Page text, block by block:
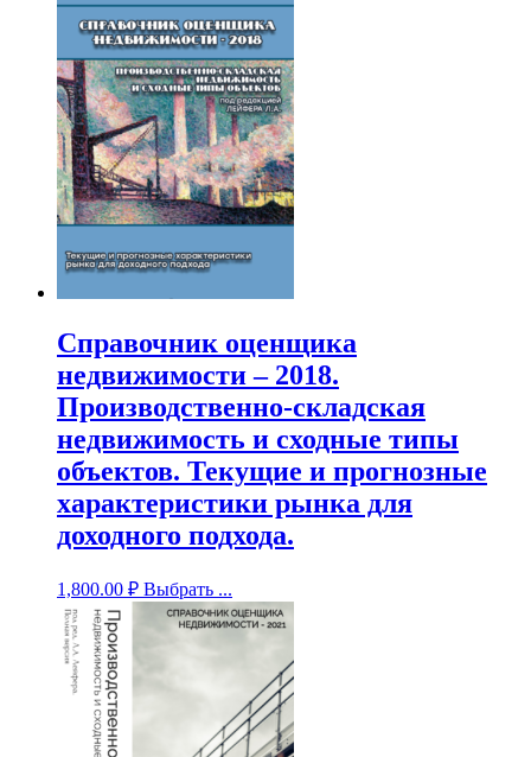
Справочник оценщика
недвижимости – 2018.
Производственно-складская
недвижимость и сходные типы
объектов. Текущие и прогнозные
характеристики рынка для
доходного подхода.
1,800.00 ₽ Выбрать ...